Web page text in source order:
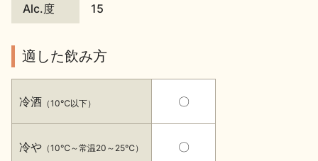
地酒・イベント情報
Alc.度 15
適した飲み方
冷酒 （10℃以下）
冷や （10℃～常温20～25℃）
〇
〇